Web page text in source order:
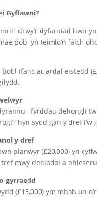
Gyflawni?
drwy’r dyfarniad hwn
pobl yn teimlo’n falch
ifanc ac ardal eistedd
i fyrddau dehongli
hyn sydd gan y dref
y dref
planwyr (£20,000) yn
mwy deniadol a
gyrraedd
(£13,000) ym mhob un